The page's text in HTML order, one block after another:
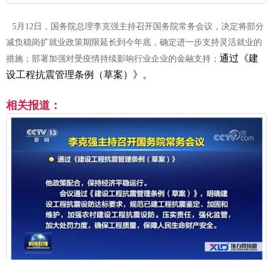
5月12日，国务院总理李克强主持召开国务院常务会议，决定将部分
减负稳岗扩就业政策期限延长到今年底，确定进一步支持灵活就业的
措施；部署加强对受疫情持续影响行业企业的金融支持； 通过《建
设工程抗震管理条例（草案）》。
相关报道：